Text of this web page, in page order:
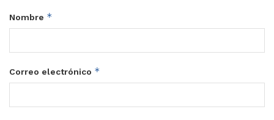
Nombre *
Correo electrónico *